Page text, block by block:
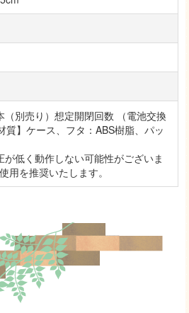
（別売り）想定開閉回数 （電池交換
質】ケース、フタ：ABS樹脂、パッ
低く動作しない可能性がございま
用を推奨いたします。